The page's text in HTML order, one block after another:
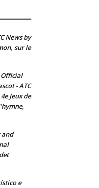
News by
sur le
Official
- ATC
4e Jeux de
and
e